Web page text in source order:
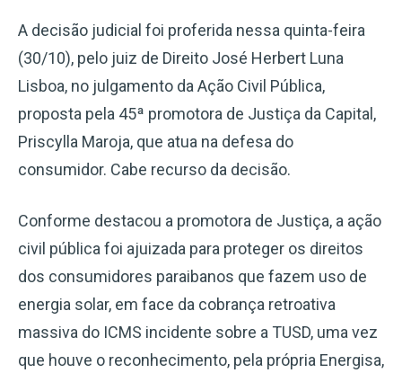
A decisão judicial foi proferida nessa quinta-feira
(30/10), pelo juiz de Direito José Herbert Luna
Lisboa, no julgamento da Ação Civil Pública,
proposta pela 45ª promotora de Justiça da Capital,
Priscylla Maroja, que atua na defesa do
consumidor. Cabe recurso da decisão.
Conforme destacou a promotora de Justiça, a ação
civil pública foi ajuizada para proteger os direitos
dos consumidores paraibanos que fazem uso de
energia solar, em face da cobrança retroativa
massiva do ICMS incidente sobre a TUSD, uma vez
que houve o reconhecimento, pela própria Energisa,